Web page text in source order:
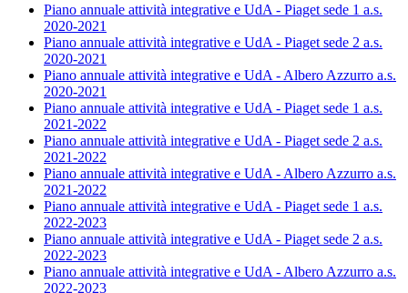
Piano annuale attività integrative e UdA - Piaget sede 1 a.s.
2020-2021
Piano annuale attività integrative e UdA - Piaget sede 2 a.s.
2020-2021
Piano annuale attività integrative e UdA - Albero Azzurro a.s.
2020-2021
Piano annuale attività integrative e UdA - Piaget sede 1 a.s.
2021-2022
Piano annuale attività integrative e UdA - Piaget sede 2 a.s.
2021-2022
Piano annuale attività integrative e UdA - Albero Azzurro a.s.
2021-2022
Piano annuale attività integrative e UdA - Piaget sede 1 a.s.
2022-2023
Piano annuale attività integrative e UdA - Piaget sede 2 a.s.
2022-2023
Piano annuale attività integrative e UdA - Albero Azzurro a.s.
2022-2023